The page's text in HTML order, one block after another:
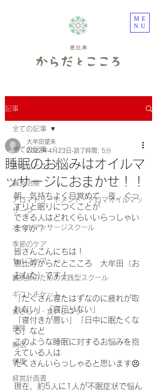
ME
NU
記事
全ての記事
からだとこころ
鍼灸治療
アロマトリートメント・アロマオイルマッ
サージ
オイルマッサージスクール
季節のケア
セルフケア
鍼灸師のための実践型スクール
ギフトチケット
歯ぎしり・食いしばり
掃除
朝活
健康
経営計画書
全ての記事
睡眠のお悩みはオイルマ
ッサージにおまかせ！！
大牟田望来
2022年4月23日 読了時間: 5分
朝、気持ちよく目覚めて　夜、ぐっ
すりと眠りにつくことが
できる人はどれくらいいらっしゃい
ますか？
皆さんこんにちは！
恵比寿からだとこころ　大牟田（お
おむた）です！
「たくさん寝たはずなのに疲れが取
れない」「寝足りない」
「寝付きが悪い」「日中に眠たくな
る」など
このような睡眠に対するお悩みを抱
えている人は
たくさんいらっしゃると思います😣
現在、約5人に1人が不眠症状で悩ん